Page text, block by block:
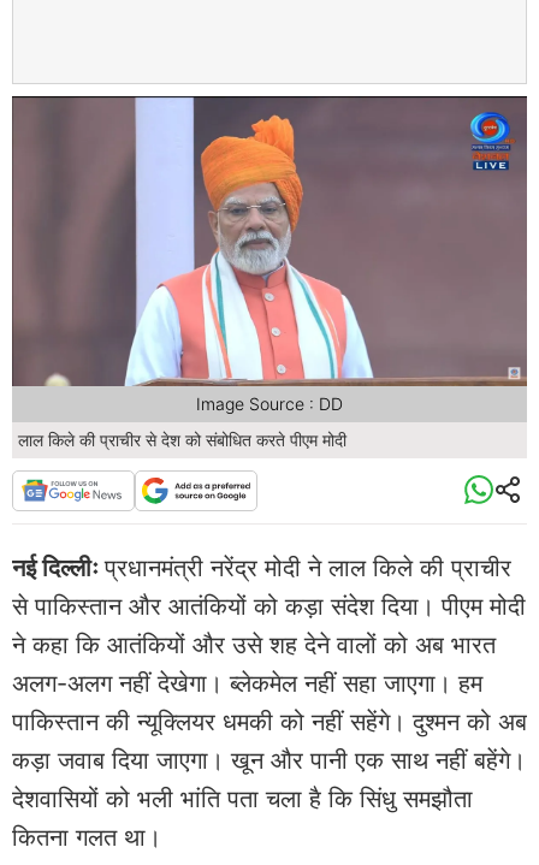
लाल किले की प्राचीर से देश को संबोधित करते पीएम मोदी
Image Source : DD
नई दिल्लीःप्रधानमंत्री नरेंद्र मोदी ने लाल किले की प्राचीर
से पाकिस्तान और आतंकियों को कड़ा संदेश दिया। पीएम मोदी
ने कहा कि आतंकियों और उसे शह देने वालों को अब भारत
अलग-अलग नहीं देखेगा। ब्लेकमेल नहीं सहा जाएगा। हम
पाकिस्तान की न्यूक्लियर धमकी को नहीं सहेंगे। दुश्मन को अब
कड़ा जवाब दिया जाएगा। खून और पानी एक साथ नहीं बहेंगे।
देशवासियों को भली भांति पता चला है कि सिंधु समझौता
कितना गलत था।